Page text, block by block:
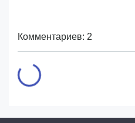
Комментариев: 2